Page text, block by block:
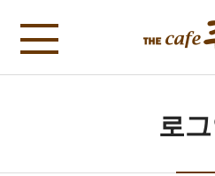
로